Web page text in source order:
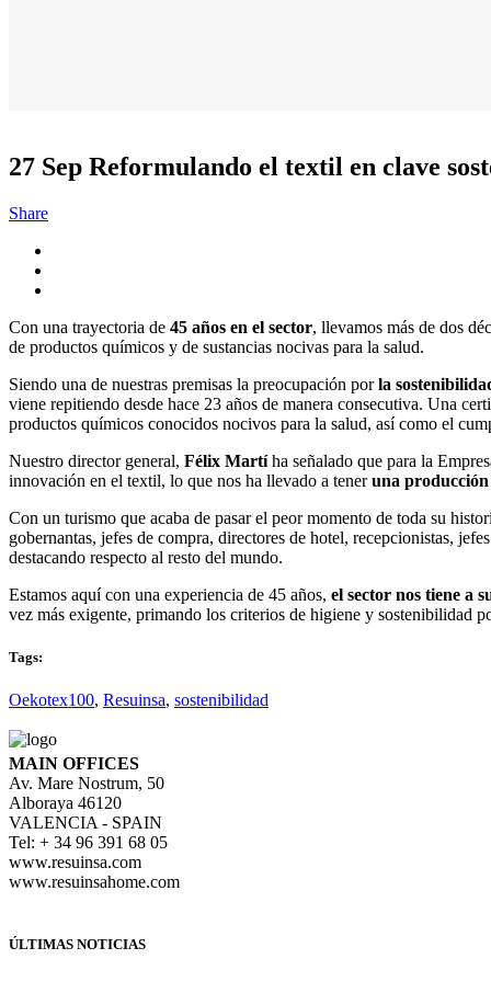
27 Sep Reformulando el textil en clave
Share
Con una trayectoria de 45 años en el sector, llevamos más de dos
de productos químicos y de sustancias nocivas para la salud.
Siendo una de nuestras premisas la preocupación porla
viene repitiendo desde hace 23 años de manera consecutiva. Una
productos químicos conocidos nocivos para la salud, así como el
Nuestro director general, Félix Martíha señalado que para la
innovación en el textil, lo que nos ha llevado a teneruna
Con un turismo que acaba de pasar el peor momento de toda su
gobernantas, jefes de compra, directores de hotel, recepcionistas,
destacando respecto al resto del mundo.
Estamos aquí con una experiencia de 45 años, el sector nos tiene a
vez más exigente, primando los criterios de higiene y sostenibilidad
Tags:
Oekotex100, Resuinsa, sostenibilidad
MAIN OFFICES
Av. Mare Nostrum, 50
Alboraya 46120
VALENCIA - SPAIN
Tel: + 34 96 391 68 05
www.resuinsa.com
www.resuinsahome.com
ÚLTIMAS NOTICIAS